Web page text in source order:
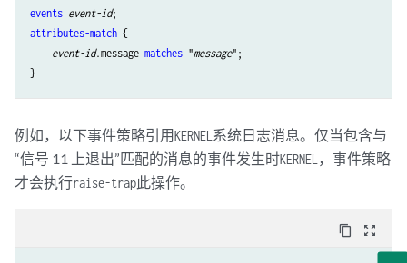
events event-id
attributes-match {
event-id.message matches "message";
例如，以下事件策略引用KERNEL 系统日志消息。仅当包含与
“信号 11 上退出”匹配的消息的事件发生时KERNEL ，事件策略
才会执行raise-trap此操作。
content_copy zoom_out_map